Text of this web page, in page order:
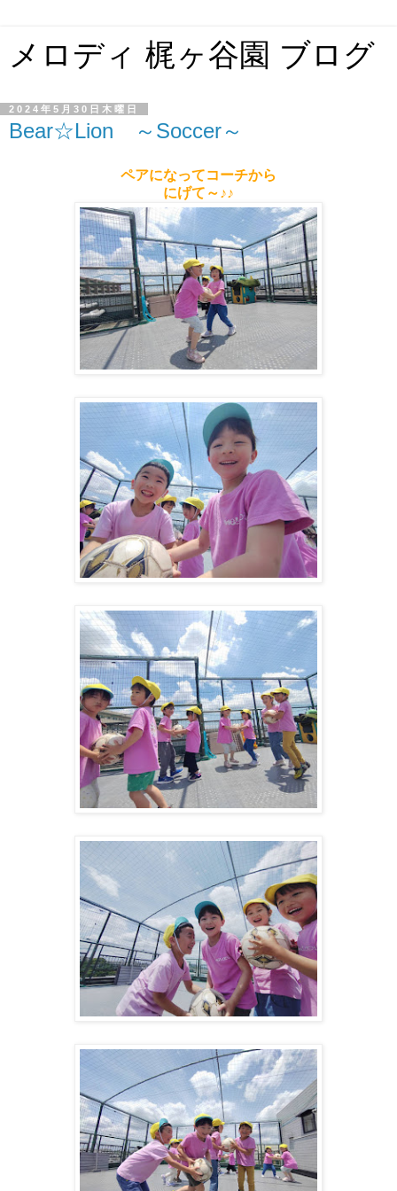
メロディ 梶ヶ谷園 ブログ
2024年5月30日木曜日
Bear☆Lion ～Soccer～
ペアになってコーチから
にげて～♪♪